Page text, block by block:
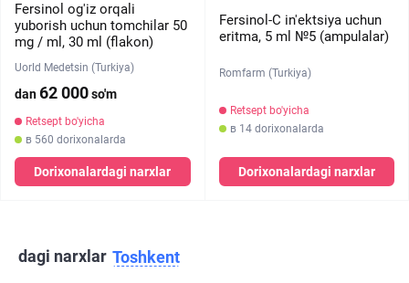
Fersinol og'iz orqali
yuborish uchun tomchilar 50
mg / ml, 30 ml (flakon)
Uorld Medetsin (Turkiya)
dan62 000so'm
Retsept bo'yicha
в 560 dorixonalarda
Dorixonalardagi narxlar
Fersinol-C in'ektsiya uchun
eritma, 5 ml №5 (ampulalar)
Romfarm (Turkiya)
Retsept bo'yicha
в 14 dorixonalarda
Dorixonalardagi narxlar
dagi narxlar Toshkent